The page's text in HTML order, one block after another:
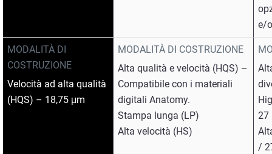
MODALITÀ DI
COSTRUZIONE
Velocità ad alta qualità
(HQS) – 18,75 μm
MODALITÀ DI COSTRUZIONE
Alta qualità e velocità (HQS) –
Compatibile con i materiali
digitali Anatomy.
Stampa lunga (LP)
Alta velocità (HS)
e/
27
/